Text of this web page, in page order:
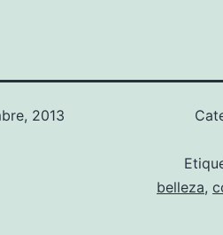
2013
belleza,